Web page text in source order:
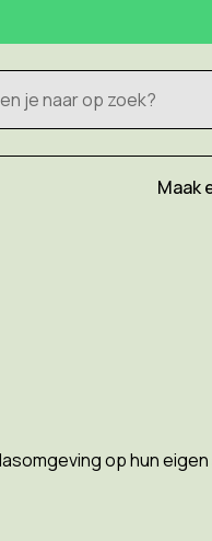
Maak
op hun